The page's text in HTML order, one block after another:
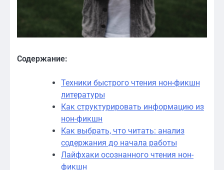
Содержание:
Техники быстрого чтения нон-фикшн
литературы
Как структурировать информацию из
нон-фикшн
Как выбрать, что читать: анализ
содержания до начала работы
Лайфхаки осознанного чтения нон-
фикшн